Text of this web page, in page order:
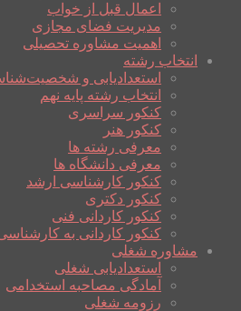
اعمال قبل از خواب
مدیریت فضای مجازی
اهمیت مشاوره تحصیلی
انتخاب رشته
استعدادیابی و
انتخاب رشته پایه نهم
کنکور سراسری
کنکور هنر
معرفی رشته ها
معرفی دانشگاه ها
کنکور کارشناسی ارشد
کنکور دکتری
کنکور کاردانی فنی
کنکور کاردانی به
مشاوره شغلی
استعدادیابی شغلی
آمادگی مصاحبه استخدامی
رزومه شغلی